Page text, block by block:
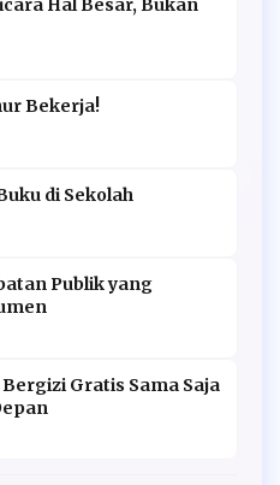
Hal Besar, Bukan
Bekerja!
di Sekolah
Publik yang
Gratis Sama Saja